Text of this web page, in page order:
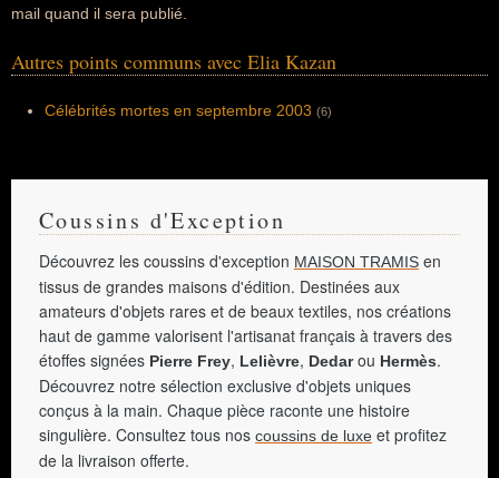
mail quand il sera publié.
Autres points communs avec Elia Kazan
Célébrités mortes en septembre 2003 (6)
Coussins d'Exception
Découvrez les coussins d'exception MAISON TRAMIS en
tissus de grandes maisons d'édition. Destinées aux
amateurs d'objets rares et de beaux textiles, nos créations
haut de gamme valorisent l'artisanat français à travers des
étoffes signées Pierre Frey, Lelièvre, Dedarou Hermès.
Découvrez notre sélection exclusive d'objets uniques
conçus à la main. Chaque pièce raconte une histoire
singulière. Consultez tous nos coussins de luxe et profitez
de la livraison offerte.